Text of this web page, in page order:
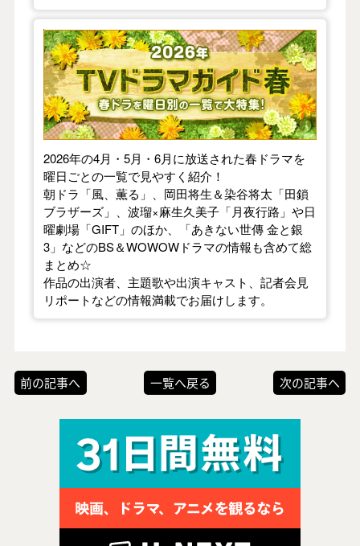
【2026年春】TVドラマガイド
2026年の4月・5月・6月に放送された春ドラマを
曜日ごとの一覧で見やすく紹介！
朝ドラ「風、薫る」、岡田将生＆染谷将太「田鎖
ブラザーズ」、波瑠×麻生久美子「月夜行路」や日
曜劇場「GIFT」のほか、「あきない世傳 金と銀
3」などのBS＆WOWOWドラマの情報も含めて総
まとめ☆
作品の出演者、主題歌や出演キャスト、記者会見
リポートなどの情報満載でお届けします。
前の記事へ 一覧へ戻る 次の記事へ